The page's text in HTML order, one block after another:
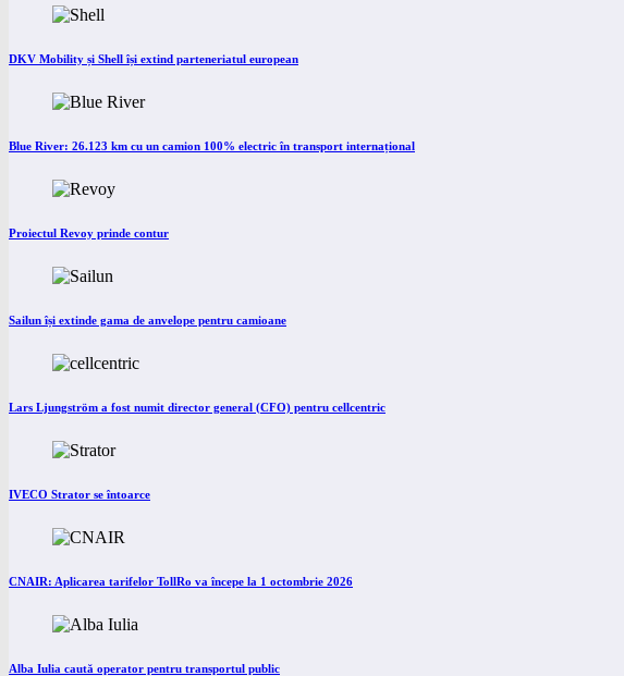
DKV Mobility și Shell își extind parteneriatul european
Blue River: 26.123 km cu un camion 100% electric în transport internațional
Proiectul Revoy prinde contur
Sailun își extinde gama de anvelope pentru camioane
Lars Ljungström a fost numit director general (CFO) pentru cellcentric
IVECO Strator se întoarce
CNAIR: Aplicarea tarifelor TollRo va începe la 1 octombrie 2026
Alba Iulia caută operator pentru transportul public